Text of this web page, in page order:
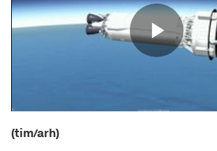
(tim/arh)